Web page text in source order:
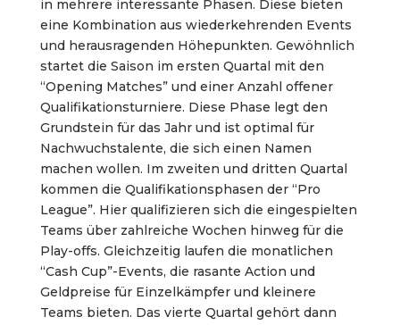
in mehrere interessante Phasen. Diese bieten
eine Kombination aus wiederkehrenden Events
und herausragenden Höhepunkten. Gewöhnlich
startet die Saison im ersten Quartal mit den
“Opening Matches” und einer Anzahl offener
Qualifikationsturniere. Diese Phase legt den
Grundstein für das Jahr und ist optimal für
Nachwuchstalente, die sich einen Namen
machen wollen. Im zweiten und dritten Quartal
kommen die Qualifikationsphasen der “Pro
League”. Hier qualifizieren sich die eingespielten
Teams über zahlreiche Wochen hinweg für die
Play-offs. Gleichzeitig laufen die monatlichen
“Cash Cup”-Events, die rasante Action und
Geldpreise für Einzelkämpfer und kleinere
Teams bieten. Das vierte Quartal gehört dann